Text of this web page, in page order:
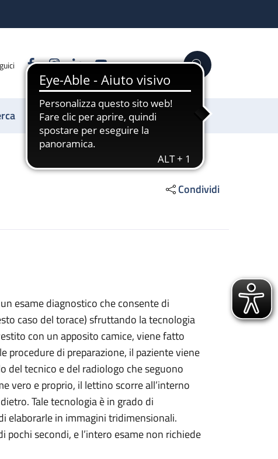
FacebookInstagram
LinkedinYouTube Cerca
Sostienici
Condividi
esame diagnostico che consente di
caso del torace) sfruttando la tecnologia
con un apposito camice, viene fatto
procedure di preparazione, il paziente viene
del tecnico e del radiologo che seguono
vero e proprio, il lettino scorre all’interno
Tale tecnologia è in grado di
elaborarle in immagini tridimensionali.
secondi, e l’intero esame non richiede